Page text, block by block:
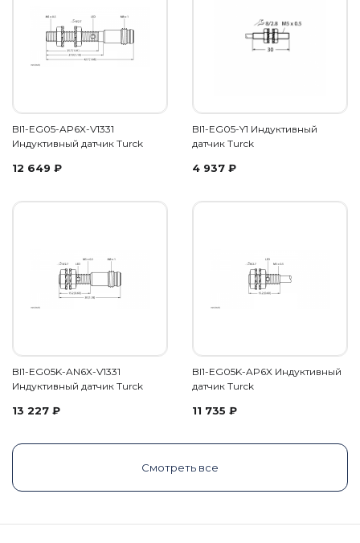
BI1-EG05-AP6X-V1331
Индуктивный датчик Turck
12 649 ₽
BI1-EG05-Y1 Индуктивный
датчик Turck
4 937 ₽
BI1-EG05K-AN6X-V1331
Индуктивный датчик Turck
13 227 ₽
BI1-EG05K-AP6X Индуктивный
датчик Turck
11 735 ₽
Смотреть все